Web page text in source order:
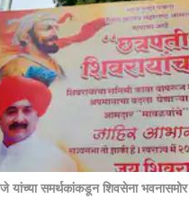
यांच्या समर्थकांकडून शिवसेना भवनासमोर